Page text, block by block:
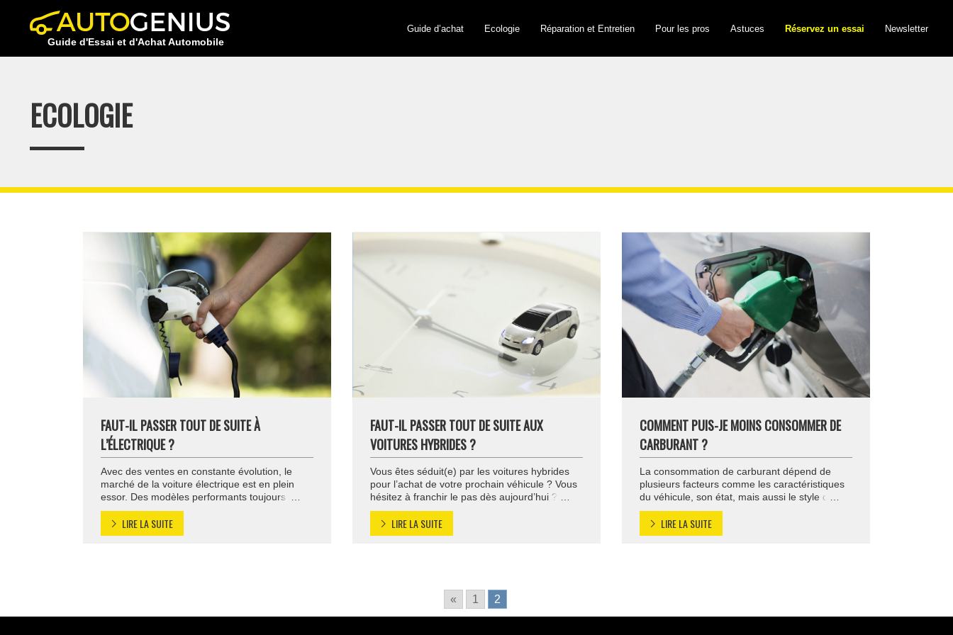
Guide d'Essai et d'Achat Automobile
Guide d’achat Ecologie Réparation et Entretien Pour les pros Astuces Réservez un essai Newsletter
ECOLOGIE
FAUT-IL PASSER TOUT DE SUITE À
L’ÉLECTRIQUE ?
Avec des ventes en constante évolution, le
marché de la voiture électrique est en plein
essor. Des modèles performants toujours plus
autonomes, des prix attractifs (avec bonus
écologique), des designs soignés… Passer à
l’électrique comporte de nombreux avantages.
LIRE LA SUITE
FAUT-IL PASSER TOUT DE SUITE AUX
VOITURES HYBRIDES ?
Vous êtes séduit(e) par les voitures hybrides
pour l’achat de votre prochain véhicule ? Vous
hésitez à franchir le pas dès aujourd’hui ?
Même si le marché de l’hybride est en
constante évolution, rien n’indique qu’il est
préférable de reporter votre projet à plus tard.
LIRE LA SUITE
COMMENT PUIS-JE MOINS CONSOMMER DE
CARBURANT ?
La consommation de carburant dépend de
plusieurs facteurs comme les caractéristiques
du véhicule, son état, mais aussi le style de
conduite. En adoptant de bonnes habitudes et
en utilisant un véhicule performant, vous
pouvez baisser votre consommation
LIRE LA SUITE
« 1 2